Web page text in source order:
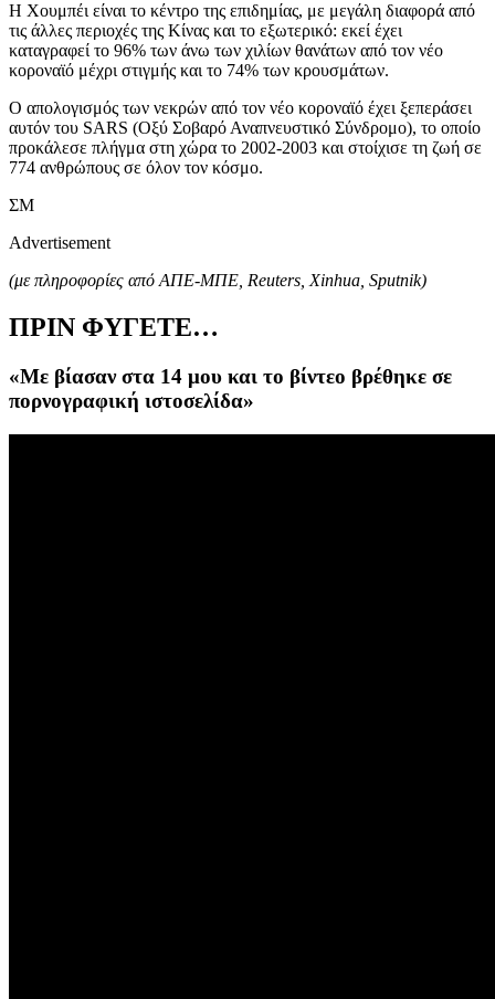
Η Χουμπέι είναι το κέντρο της επιδημίας, με μεγάλη διαφορά από
τις άλλες περιοχές της Κίνας και το εξωτερικό: εκεί έχει
καταγραφεί το 96% των άνω των χιλίων θανάτων από τον νέο
κοροναϊό μέχρι στιγμής και το 74% των κρουσμάτων.
Ο απολογισμός των νεκρών από τον νέο κοροναϊό έχει ξεπεράσει
αυτόν του SARS (Οξύ Σοβαρό Αναπνευστικό Σύνδρομο), το οποίο
προκάλεσε πλήγμα στη χώρα το 2002-2003 και στοίχισε τη ζωή σε
774 ανθρώπους σε όλον τον κόσμο.
ΣΜ
Advertisement
(με πληροφορίες από ΑΠΕ-ΜΠΕ, Reuters, Xinhua, Sputnik)
ΠΡΙΝ ΦΥΓΕΤΕ…
«Με βίασαν στα 14 μου και το βίντεο βρέθηκε σε
πορνογραφική ιστοσελίδα»